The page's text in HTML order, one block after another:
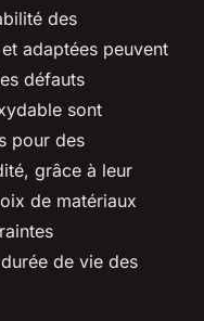
des
adaptées peuvent
défauts
sont
pour des
grâce à leur
de matériaux
de vie des